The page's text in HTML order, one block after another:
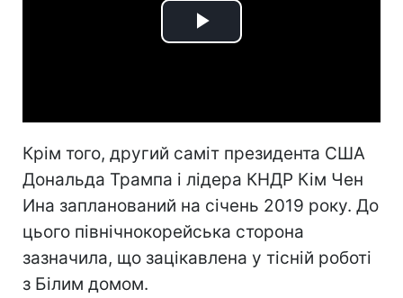
Play
Крім того, другий саміт президента США
Дональда Трампа і лідера КНДР Кім Чен
Ина запланований на січень 2019 року. До
цього північнокорейська сторона
зазначила, що зацікавлена у тісній роботі
з Білим домом.